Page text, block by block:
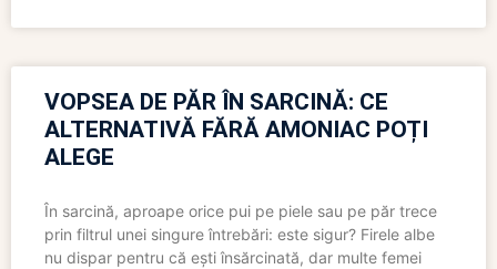
VOPSEA DE PĂR ÎN SARCINĂ: CE
ALTERNATIVĂ FĂRĂ AMONIAC POȚI
ALEGE
În sarcină, aproape orice pui pe piele sau pe păr trece
prin filtrul unei singure întrebări: este sigur? Firele albe
nu dispar pentru că ești însărcinată, dar multe femei